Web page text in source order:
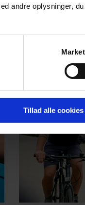
andre oplysninger,
Tillad alle cookies